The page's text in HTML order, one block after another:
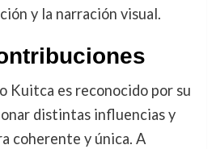
y la narración visual.
Kuitca es reconocido por su
distintas influencias y
coherente y única. A